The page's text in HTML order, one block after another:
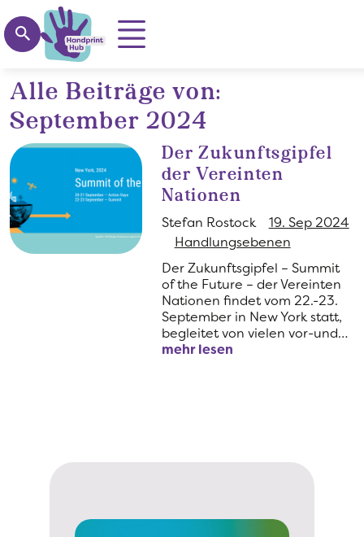
Direkt zum Inhalt
Suchen
Alle Beiträge von:
September 2024
Der Zukunftsgipfel
der Vereinten
Nationen
Stefan Rostock
19. Sep 2024
Handlungsebenen
Der Zukunftsgipfel – Summit
of the Future – der Vereinten
Nationen findet vom 22.-23.
September in New York statt,
begleitet von vielen vor-und…
mehr lesen